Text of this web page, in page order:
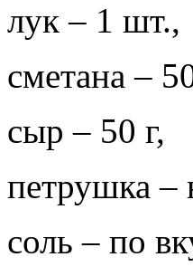
лук – 1 шт.,
сметана –
сыр – 50 г,
петрушка –
соль – по